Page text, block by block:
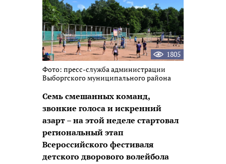
1805
Фото: пресс-служба администрации
Выборгского муниципального района
Семь смешанных команд,
звонкие голоса и искренний
азарт – на этой неделе стартовал
региональный этап
Всероссийского фестиваля
детского дворового волейбола